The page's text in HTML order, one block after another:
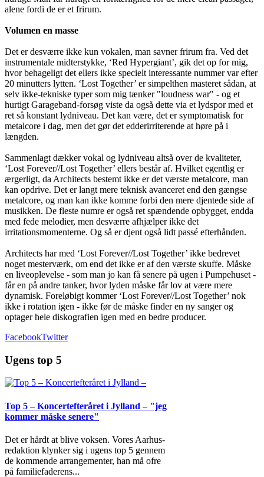
alene fordi de er et frirum.
Volumen en masse
Det er desværre ikke kun vokalen, man savner frirum fra. Ved det
instrumentale midterstykke, ‘Red Hypergiant’, gik det op for mig,
hvor behageligt det ellers ikke specielt interessante nummer var efter
20 minutters lytten. ‘Lost Together’ er simpelthen masteret sådan, at
selv ikke-tekniske typer som mig tænker "loudness war" - og et
hurtigt Garageband-forsøg viste da også dette via et lydspor med et
ret så konstant lydniveau. Det kan være, det er symptomatisk for
metalcore i dag, men det gør det edderirriterende at høre på i
længden.
Sammenlagt dækker vokal og lydniveau altså over de kvaliteter,
‘Lost Forever//Lost Together’ ellers består af. Hvilket egentlig er
ærgerligt, da Architects bestemt ikke er det værste metalcore, man
kan opdrive. Det er langt mere teknisk avanceret end den gængse
metalcore, og man kan ikke komme forbi den mere djentede side af
musikken. De fleste numre er også ret spændende opbygget, endda
med fede melodier, men desværre afhjælper ikke det
irritationsmomenterne. Og så er djent også lidt passé efterhånden.
Architects har med ‘Lost Forever//Lost Together’ ikke bedrevet
noget mesterværk, om end det ikke er af den værste skuffe. Måske
en liveoplevelse - som man jo kan få senere på ugen i Pumpehuset -
får en på andre tanker, hvor lyden måske får lov at være mere
dynamisk. Foreløbigt kommer ‘Lost Forever//Lost Together’ nok
ikke i rotation igen - ikke før de måske finder en ny sanger og
optager hele diskografien igen med en bedre producer.
FacebookTwitter
Ugens top 5
Top 5 – Koncertefteråret i Jylland – "jeg
kommer måske senere"
Det er hårdt at blive voksen. Vores Aarhus-
redaktion klynker sig i ugens top 5 gennem
de kommende arrangementer, han må ofre
på familiefaderens...